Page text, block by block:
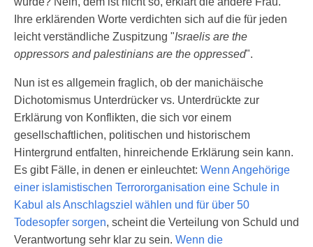
Ihre erklärenden Worte verdichten sich auf die für jeden
leicht verständliche Zuspitzung "Israelis are the
oppressors and palestinians are the oppressed".
Nun ist es allgemein fraglich, ob der manichäische
Dichotomismus Unterdrücker vs. Unterdrückte zur
Erklärung von Konflikten, die sich vor einem
gesellschaftlichen, politischen und historischem
Hintergrund entfalten, hinreichende Erklärung sein kann.
Es gibt Fälle, in denen er einleuchtet: Wenn Angehörige
einer islamistischen Terrororganisation eine Schule in
Kabul als Anschlagsziel wählen und für über 50
Todesopfer sorgen, scheint die Verteilung von Schuld und
Verantwortung sehr klar zu sein. Wenn die